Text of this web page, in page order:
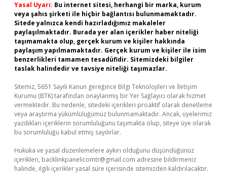
Yasal Uyarı: Bu internet sitesi, herhangi bir marka, kurum
veya şahıs şirketi ile hiçbir bağlantısı bulunmamaktadır.
Sitede yalnızca kendi hazırladığımız makaleler
paylaşılmaktadır. Burada yer alan içerikler haber niteliği
taşımamakta olup, gerçek kurum ve kişiler hakkında
paylaşım yapılmamaktadır. Gerçek kurum ve kişiler ile isim
benzerlikleri tamamen tesadüfidir. Sitemizdeki bilgiler
taslak halindedir ve tavsiye niteliği taşımazlar.
Sitemiz, 5651 Sayılı Kanun gereğince Bilgi Teknolojileri ve İletişim
Kurumu (BTK) tarafından onaylanmış bir Yer Sağlayıcı olarak hizmet
vermektedir. Bu nedenle, sitedeki içerikleri proaktif olarak denetleme
veya araştırma yükümlülüğümüz bulunmamaktadır. Ancak, üyelerimiz
yazdıkları içeriklerin sorumluluğunu taşımakta olup, siteye üye olarak
bu sorumluluğu kabul etmiş sayılırlar.
Hukuka ve yasal düzenlemelere aykırı olduğunu düşündüğünüz
içerikleri, backlinkpanelicomtr@gmail.com adresine bildirmeniz
halinde, ilgili içerikler yasal süre içerisinde sitemizden kaldırılacaktır.